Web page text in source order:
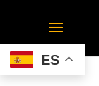
ES